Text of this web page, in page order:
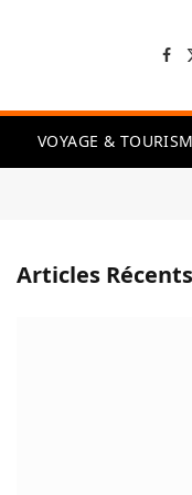
VOYAGE &
Articles Récents